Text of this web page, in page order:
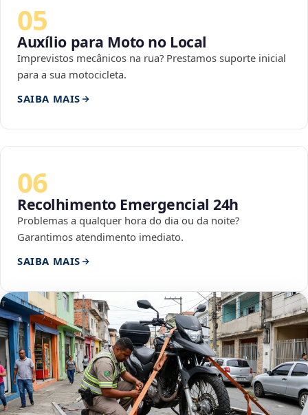
05
Auxílio para Moto no Local
Imprevistos mecânicos na rua? Prestamos suporte inicial
para a sua motocicleta.
SAIBA MAIS
06
Recolhimento Emergencial 24h
Problemas a qualquer hora do dia ou da noite?
Garantimos atendimento imediato.
SAIBA MAIS